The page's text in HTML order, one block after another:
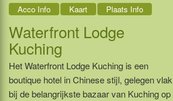
Acco Info Kaart Plaats Info
Waterfront Lodge
Kuching
Het Waterfront Lodge Kuching is een
boutique hotel in Chinese stijl, gelegen vlak
bij de belangrijkste bazaar van Kuching op